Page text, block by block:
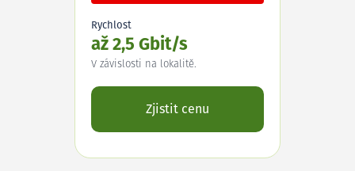
Rychlost
až 2,5 Gbit/s
V závislosti na lokalitě.
Zjistit cenu